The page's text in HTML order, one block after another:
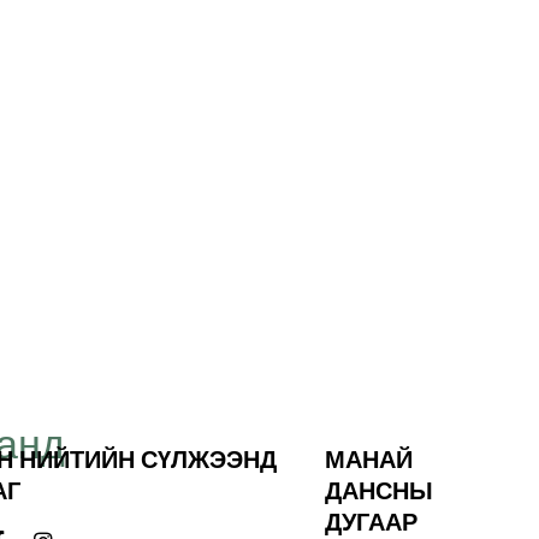
төсөөлж, цаг хугацаа
бидний салшгүй
НИЙТИЙН СҮЛЖЭЭНД
МАНАЙ
ДАНСНЫ
ДУГААР